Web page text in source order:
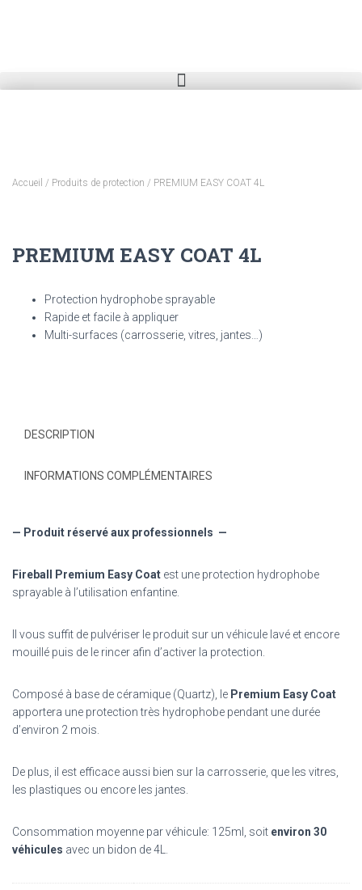
Accueil / Produits de protection / PREMIUM EASY COAT 4L
PREMIUM EASY COAT 4L
Protection hydrophobe sprayable
Rapide et facile à appliquer
Multi-surfaces (carrosserie, vitres, jantes…)
DESCRIPTION
INFORMATIONS COMPLÉMENTAIRES
— Produit réservé aux professionnels —
Fireball Premium Easy Coat est une protection hydrophobe
sprayable à l’utilisation enfantine.
Il vous suffit de pulvériser le produit sur un véhicule lavé et encore
mouillé puis de le rincer afin d’activer la protection.
Composé à base de céramique (Quartz), le Premium Easy Coat
apportera une protection très hydrophobe pendant une durée
d’environ 2 mois.
De plus, il est efficace aussi bien sur la carrosserie, que les vitres,
les plastiques ou encore les jantes.
Consommation moyenne par véhicule: 125ml, soit environ 30
véhicules avec un bidon de 4L.